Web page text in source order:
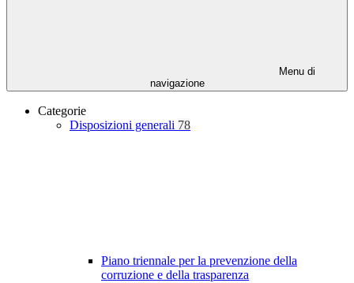
Menu di
navigazione
Categorie
Disposizioni generali 78
Piano triennale per la prevenzione della
corruzione e della trasparenza